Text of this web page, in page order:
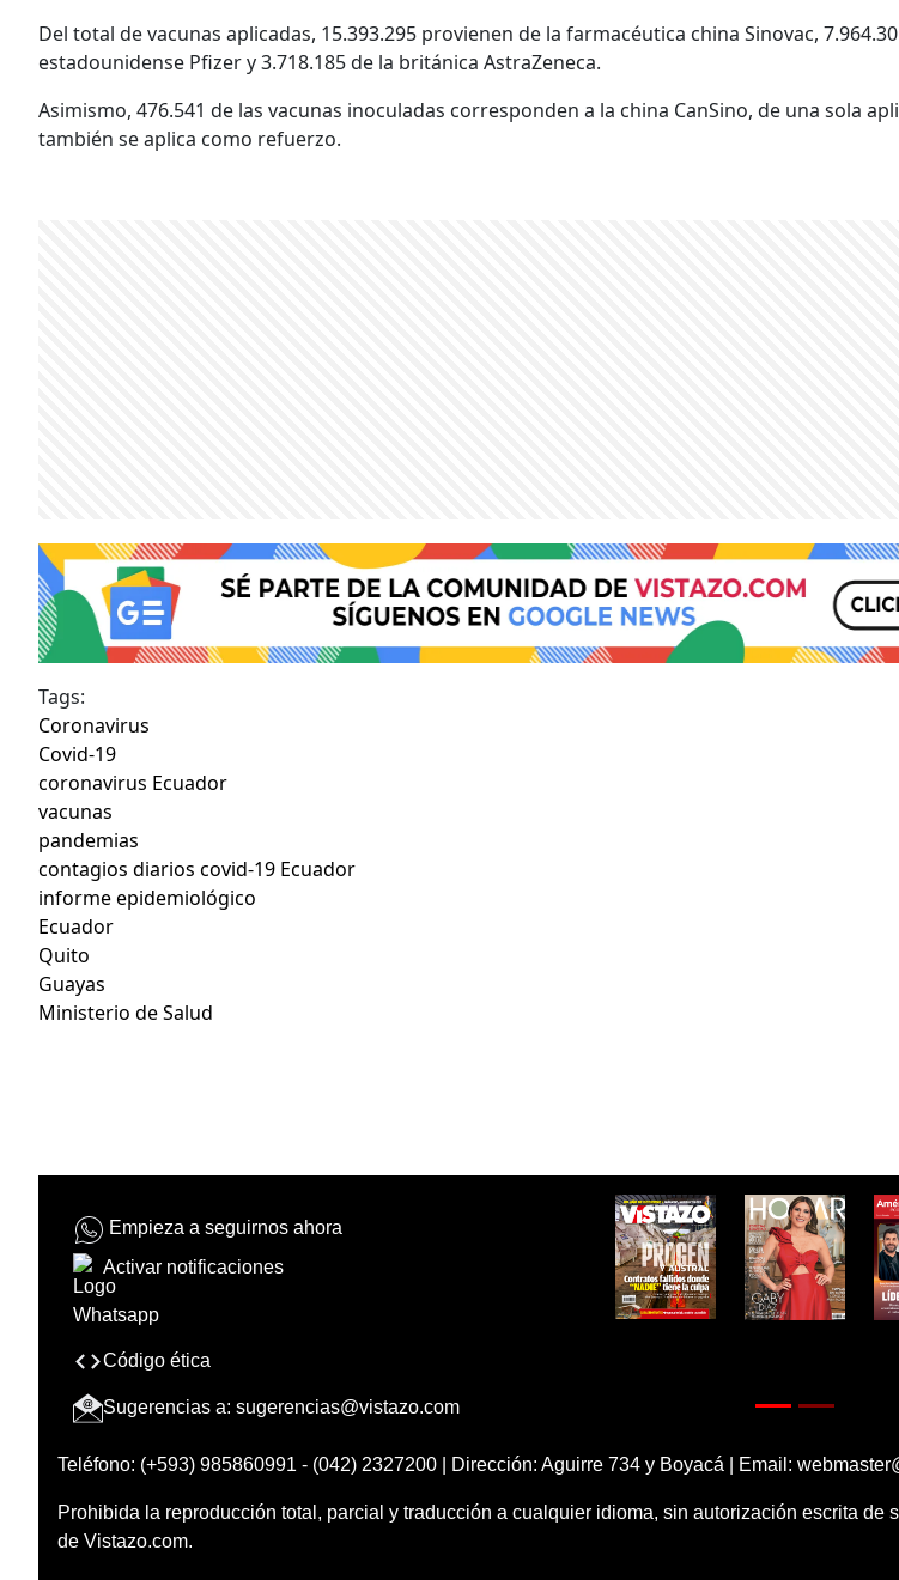
Del total de vacunas aplicadas, 15.393.295 provienen de la farmacéutica china Sinovac,
estadounidense Pfizer y 3.718.185 de la británica AstraZeneca.
Asimismo, 476.541 de las vacunas inoculadas corresponden a la china CanSino, de una sola
también se aplica como refuerzo.
Tags:
Coronavirus
Covid-19
coronavirus Ecuador
vacunas
pandemias
contagios diarios covid-19 Ecuador
informe epidemiológico
Ecuador
Quito
Guayas
Ministerio de Salud
Empieza a seguirnos ahora
Activar notificaciones
Código ética
Sugerencias a: sugerencias@vistazo.com
Teléfono: (+593) 985860991 - (042) 2327200 | Dirección: Aguirre 734 y Boyacá | Email:
Prohibida la reproducción total, parcial y traducción a cualquier idioma, sin autorización escrita de
de Vistazo.com.